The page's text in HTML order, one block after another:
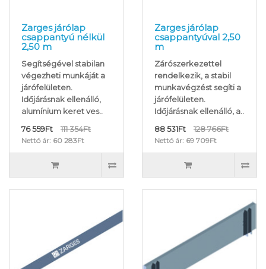
Zarges járólap
csappantyú nélkül
2,50 m
Segítségével stabilan
végezheti munkáját a
járófelületen.
Időjárásnak ellenálló,
alumínium keret ves..
76 559Ft
111 354Ft
Nettó ár: 60 283Ft
Zarges járólap
csappantyúval 2,50
m
Zárószerkezettel
rendelkezik, a stabil
munkavégzést segíti a
járófelületen.
Időjárásnak ellenálló, a..
88 531Ft
128 766Ft
Nettó ár: 69 709Ft